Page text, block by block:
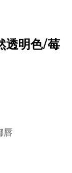
透明色/莓
唇